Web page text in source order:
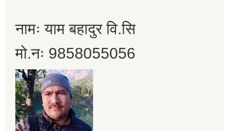
नामः याम बहादुर वि.सि
मो.नः 9858055056